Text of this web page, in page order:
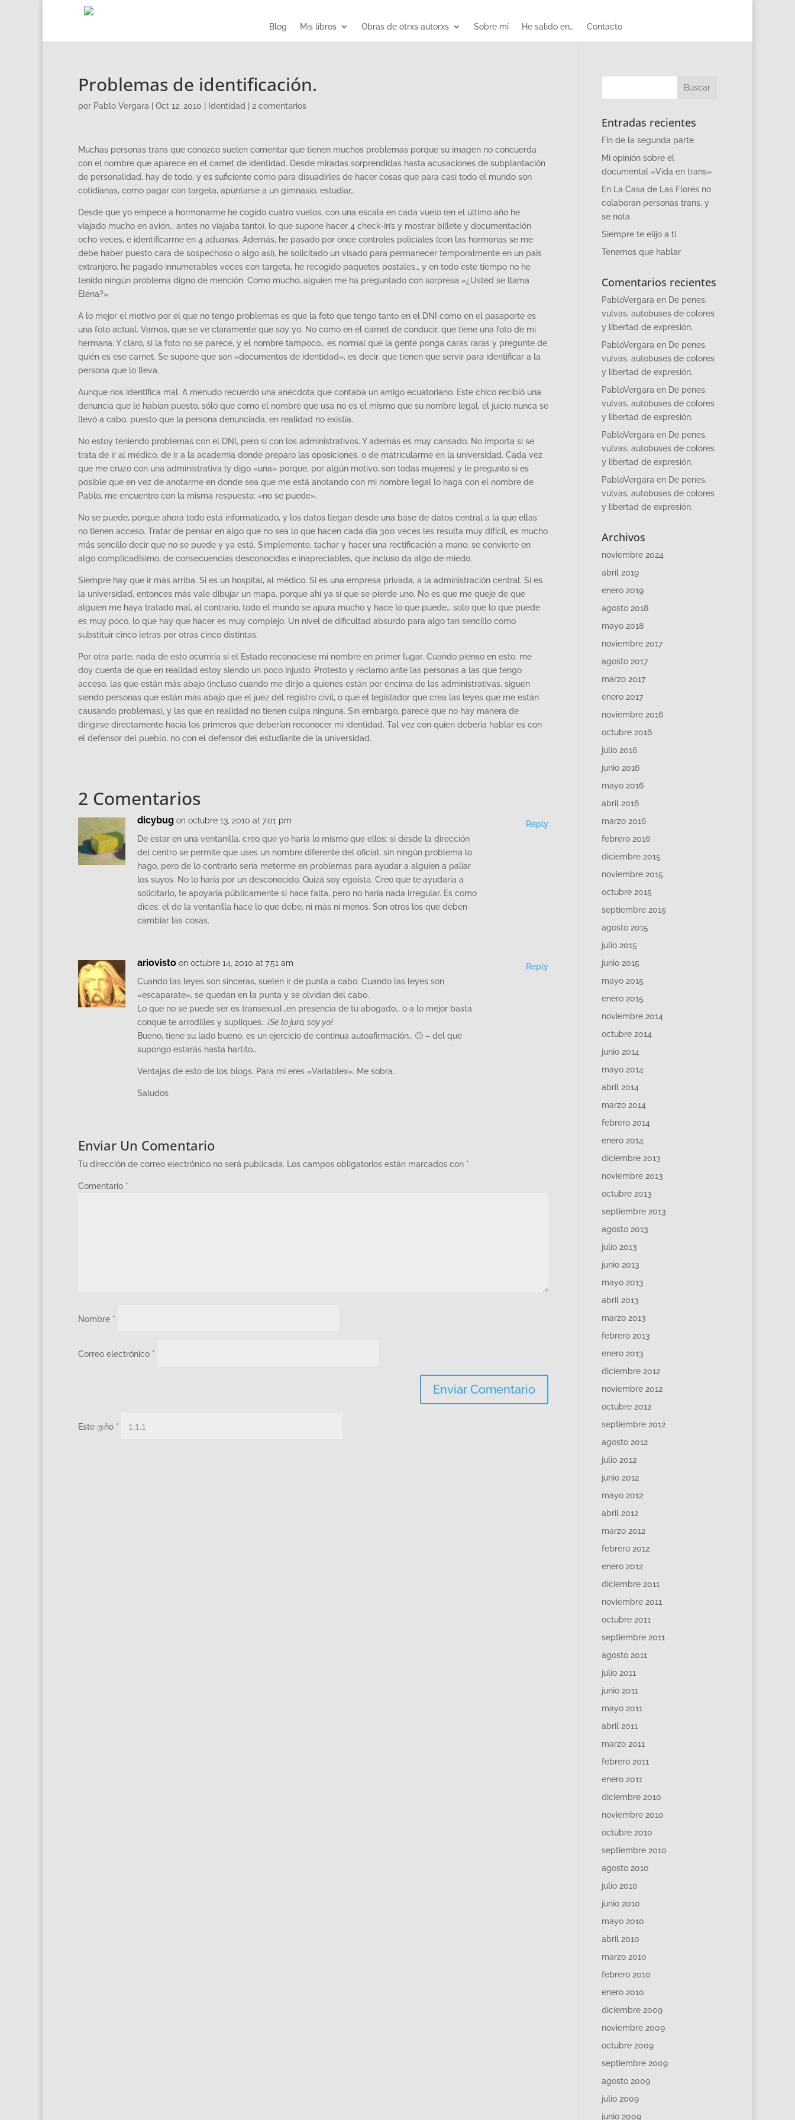
Blog Mis libros Obras de otrxs autorxs Sobre mí He salido en… Contacto
Problemas de identificación.
por Pablo Vergara Oct 12, 2010 Identidad 2 comentarios
Muchas personas trans que conozco suelen comentar que tienen muchos problemas porque su imagen no concuerda
con el nombre que aparece en el carnet de identidad. Desde miradas sorprendidas hasta acusaciones de subplantación
de personalidad, hay de todo, y es suficiente como para disuadirles de hacer cosas que para casi todo el mundo son
cotidianas, como pagar con targeta, apuntarse a un gimnasio, estudiar…
Desde que yo empecé a hormonarme he cogido cuatro vuelos, con una escala en cada vuelo (en el último año he
viajado mucho en avión… antes no viajaba tanto), lo que supone hacer 4 check-in’s y mostrar billete y documentación
ocho veces, e identificarme en 4 aduanas. Además, he pasado por once controles policiales (con las hormonas se me
debe haber puesto cara de sospechoso o algo así), he solicitado un visado para permanecer temporalmente en un país
extranjero, he pagado innumerables veces con targeta, he recogido paquetes postales… y en todo este tiempo no he
tenido ningún problema digno de mención. Como mucho, alguien me ha preguntado con sorpresa «¿Usted se llama
Elena?»
A lo mejor el motivo por el que no tengo problemas es que la foto que tengo tanto en el DNI como en el pasaporte es
una foto actual. Vamos, que se ve claramente que soy yo. No como en el carnet de conducir, que tiene una foto de mi
hermana. Y claro, si la foto no se parece, y el nombre tampoco… es normal que la gente ponga caras raras y pregunte de
quién es ese carnet. Se supone que son «documentos de identidad», es decir, que tienen que servir para identificar a la
persona que lo lleva.
Aunque nos identifica mal. A menudo recuerdo una anécdota que contaba un amigo ecuatoriano. Este chico recibió una
denuncia que le habían puesto, sólo que como el nombre que usa no es el mismo que su nombre legal, el juicio nunca se
llevó a cabo, puesto que la persona denunciada, en realidad no existía.
No estoy teniendo problemas con el DNI, pero sí con los administrativos. Y además es muy cansado. No importa si se
trata de ir al médico, de ir a la academia donde preparo las oposiciones, o de matricularme en la universidad. Cada vez
que me cruzo con una administrativa (y digo «una» porque, por algún motivo, son todas mujeres) y le pregunto si es
posible que en vez de anotarme en donde sea que me está anotando con mi nombre legal lo haga con el nombre de
Pablo, me encuentro con la misma respuesta: «no se puede».
No se puede, porque ahora todo está informatizado, y los datos llegan desde una base de datos central a la que ellas
no tienen acceso. Tratar de pensar en algo que no sea lo que hacen cada día 300 veces les resulta muy difícil, es mucho
más sencillo decir que no se puede y ya está. Simplemente, tachar y hacer una rectificación a mano, se convierte en
algo complicadísimo, de consecuencias desconocidas e inapreciables, que incluso da algo de miedo.
Siempre hay que ir más arriba. Si es un hospital, al médico. Si es una empresa privada, a la administración central. Si es
la universidad, entonces más vale dibujar un mapa, porque ahí ya sí que se pierde uno. No es que me queje de que
alguien me haya tratado mal, al contrario, todo el mundo se apura mucho y hace lo que puede… solo que lo que puede
es muy poco, lo que hay que hacer es muy complejo. Un nivel de dificultad absurdo para algo tan sencillo como
substituir cinco letras por otras cinco distintas.
Por otra parte, nada de esto ocurriría si el Estado reconociese mi nombre en primer lugar. Cuando pienso en esto, me
doy cuenta de que en realidad estoy siendo un poco injusto. Protesto y reclamo ante las personas a las que tengo
acceso, las que están más abajo (incluso cuando me dirijo a quienes están por encima de las administrativas, siguen
siendo personas que están más abajo que el juez del registro civil, o que el legislador que crea las leyes que me están
causando problemas), y las que en realidad no tienen culpa ninguna. Sin embargo, parece que no hay manera de
dirigirse directamente hacia los primeros que deberían reconocer mi identidad. Tal vez con quien debería hablar es con
el defensor del pueblo, no con el defensor del estudiante de la universidad.
2 Comentarios
dicybug on octubre 13, 2010 at 7:01 pm
De estar en una ventanilla, creo que yo haría lo mismo que ellos: si desde la dirección
del centro se permite que uses un nombre diferente del oficial, sin ningún problema lo
hago, pero de lo contrario sería meterme en problemas para ayudar a alguien a paliar
los suyos. No lo haría por un desconocido. Quizá soy egoísta. Creo que te ayudaría a
solicitarlo, te apoyaría públicamente si hace falta, pero no haría nada irregular. Es como
dices: el de la ventanilla hace lo que debe, ni más ni menos. Son otros los que deben
cambiar las cosas.
Reply
ariovisto on octubre 14, 2010 at 7:51 am
Cuando las leyes son sinceras, suelen ir de punta a cabo. Cuando las leyes son
«escaparate», se quedan en la punta y se olvidan del cabo.
Lo que no se puede ser es transexual…en presencia de tu abogado… o a lo mejor basta
conque te arrodilles y supliques.. ¡Se lo juro, soy yo!
Bueno, tiene su lado bueno, es un ejercicio de continua autoafirmación.. 🙂 – del que
supongo estarás hasta hartito…
Ventajas de esto de los blogs. Para mí eres «Variablex». Me sobra.
Saludos
Reply
Enviar Un Comentario
Tu dirección de correo electrónico no será publicada. Los campos obligatorios están marcados con *
Comentario *
Nombre *
Correo electrónico *
Este @ño *
Entradas recientes
Fin de la segunda parte
Mi opinión sobre el
documental «Vida en trans»
En La Casa de Las Flores no
colaboran personas trans, y
se nota
Siempre te elijo a ti
Tenemos que hablar
Comentarios recientes
PabloVergara en De penes,
vulvas, autobuses de colores
y libertad de expresión.
PabloVergara en De penes,
vulvas, autobuses de colores
y libertad de expresión.
PabloVergara en De penes,
vulvas, autobuses de colores
y libertad de expresión.
PabloVergara en De penes,
vulvas, autobuses de colores
y libertad de expresión.
PabloVergara en De penes,
vulvas, autobuses de colores
y libertad de expresión.
Archivos
noviembre 2024
abril 2019
enero 2019
agosto 2018
mayo 2018
noviembre 2017
agosto 2017
marzo 2017
enero 2017
noviembre 2016
octubre 2016
julio 2016
junio 2016
mayo 2016
abril 2016
marzo 2016
febrero 2016
diciembre 2015
noviembre 2015
octubre 2015
septiembre 2015
agosto 2015
julio 2015
junio 2015
mayo 2015
enero 2015
noviembre 2014
octubre 2014
junio 2014
mayo 2014
abril 2014
marzo 2014
febrero 2014
enero 2014
diciembre 2013
noviembre 2013
octubre 2013
septiembre 2013
agosto 2013
julio 2013
junio 2013
mayo 2013
abril 2013
marzo 2013
febrero 2013
enero 2013
diciembre 2012
noviembre 2012
octubre 2012
septiembre 2012
agosto 2012
julio 2012
junio 2012
mayo 2012
abril 2012
marzo 2012
febrero 2012
enero 2012
diciembre 2011
noviembre 2011
octubre 2011
septiembre 2011
agosto 2011
julio 2011
junio 2011
mayo 2011
abril 2011
marzo 2011
febrero 2011
enero 2011
diciembre 2010
noviembre 2010
octubre 2010
septiembre 2010
agosto 2010
julio 2010
junio 2010
mayo 2010
abril 2010
marzo 2010
febrero 2010
enero 2010
diciembre 2009
noviembre 2009
octubre 2009
septiembre 2009
agosto 2009
julio 2009
junio 2009